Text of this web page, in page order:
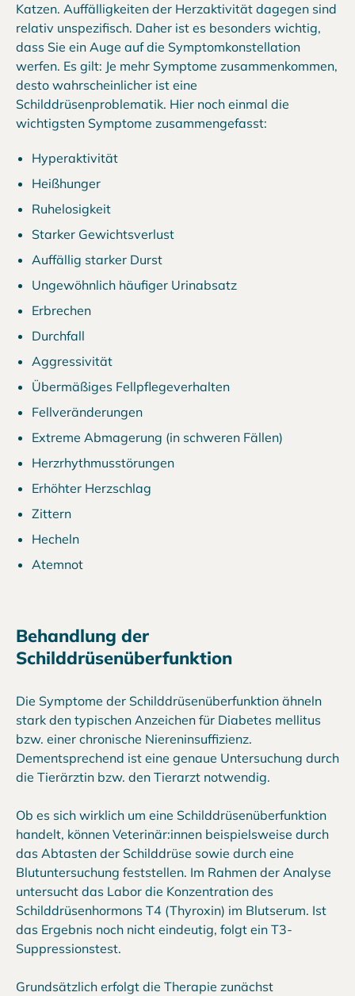
Katzen. Auffälligkeiten der Herzaktivität dagegen sind
relativ unspezifisch. Daher ist es besonders wichtig,
dass Sie ein Auge auf die Symptomkonstellation
werfen. Es gilt: Je mehr Symptome zusammenkommen,
desto wahrscheinlicher ist eine
Schilddrüsenproblematik. Hier noch einmal die
wichtigsten Symptome zusammengefasst:
Hyperaktivität
Heißhunger
Ruhelosigkeit
Starker Gewichtsverlust
Auffällig starker Durst
Ungewöhnlich häufiger Urinabsatz
Erbrechen
Durchfall
Aggressivität
Übermäßiges Fellpflegeverhalten
Fellveränderungen
Extreme Abmagerung (in schweren Fällen)
Herzrhythmusstörungen
Erhöhter Herzschlag
Zittern
Hecheln
Atemnot
Behandlung der
Schilddrüsenüberfunktion
Die Symptome der Schilddrüsenüberfunktion ähneln
stark den typischen Anzeichen für Diabetes mellitus
bzw. einer chronische Niereninsuffizienz.
Dementsprechend ist eine genaue Untersuchung durch
die Tierärztin bzw. den Tierarzt notwendig.
Ob es sich wirklich um eine Schilddrüsenüberfunktion
handelt, können Veterinär:innen beispielsweise durch
das Abtasten der Schilddrüse sowie durch eine
Blutuntersuchung feststellen. Im Rahmen der Analyse
untersucht das Labor die Konzentration des
Schilddrüsenhormons T4 (Thyroxin) im Blutserum. Ist
das Ergebnis noch nicht eindeutig, folgt ein T3-
Suppressionstest.
Grundsätzlich erfolgt die Therapie zunächst